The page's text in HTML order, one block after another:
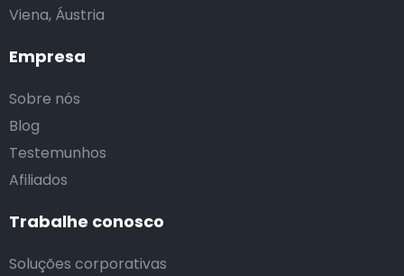
Empresa
Sobre nós
Blog
Testemunhos
Afiliados
Trabalhe conosco
Soluções corporativas
Viena, Áustria